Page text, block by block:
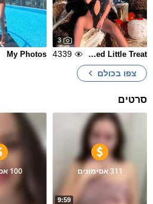
3
Wicked Little Treat🎃👻
4339
My Photos
צפו בכולם
סרטים
9:59
311 אסימונים 100 אסימונים